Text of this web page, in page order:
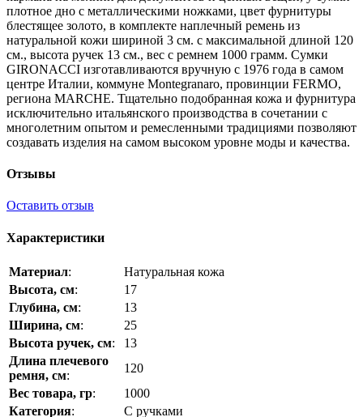
плотное дно с металлическими ножками, цвет фурнитуры
блестящее золото, в комплекте наплечный ремень из
натуральной кожи шириной 3 см. с максимальной длиной 120
см., высота ручек 13 см., вес с ремнем 1000 грамм. Сумки
GIRONACCI изготавливаются вручную с 1976 года в самом
центре Италии, коммуне Montegranaro, провинции FERMO,
региона MARCHE. Тщательно подобранная кожа и фурнитура
исключительно итальянского производства в сочетании с
многолетним опытом и ремесленными традициями позволяют
создавать изделия на самом высоком уровне моды и качества.
Отзывы
Оставить отзыв
Характеристики
Материал:
Натуральная кожа
Высота, см:
17
Глубина, см:
13
Ширина, см:
25
Высота ручек, см:
13
Длина плечевого
ремня, см:
120
Вес товара, гр:
1000
Категория:
С ручками